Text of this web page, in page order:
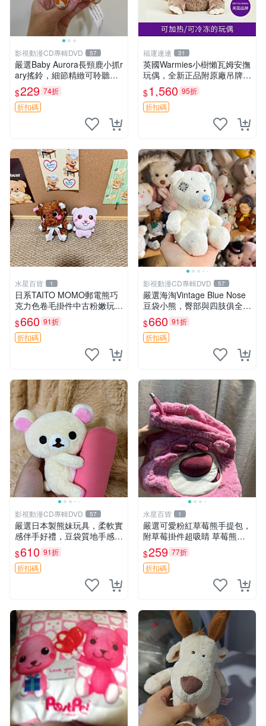
影視動漫CD專輯DVD 57
嚴選Baby Aurora長頸鹿小抓r
ary搖鈴，細節精緻可聆聽清
脆鈴音 軟萌可愛 定制紀念 金
屬搖鈴 新手媽咪推薦 長頸鹿
抓rary 搖鈴
$229 74折
折扣碼
福運連連 31
英國Warmies小樹懶瓦姆安撫
玩偶，全新正品附原廠吊牌與
防塵袋，內藏薰衣草可加熱，
適合各個年齡層，冷暖兩用享
受抱抱樂趣，不容錯過嚴選好
$1,560 95折
折扣碼
水星百貨 1
日系TAITO MOMO郵電熊巧
克力色卷毛掛件中古粉嫩玩偶
微瑕推薦 postpet momo 郵
電熊 中古玩偶
$660 91折
折扣碼
影視動漫CD專輯DVD 57
嚴選海淘Vintage Blue Nose
豆袋小熊，臀部與四肢俱全，
坐高11公分，附原盒與吊牌
收藏。藍鼻子小熊，值得擁有
玩具 憶熊
$660 91折
折扣碼
影視動漫CD專輯DVD 57
嚴選日本製熊妹玩具，柔軟實
感伴手好禮，豆袋質地手感
佳，抱枕小熊 recom 推薦 白
色豆袋 玩具
$610 91折
折扣碼
水星百貨 1
嚴選可愛粉紅草莓熊手提包，
附草莓掛件超吸睛 草莓熊手
提包 草莓掛件 可愛portunes
e
$259 77折
折扣碼